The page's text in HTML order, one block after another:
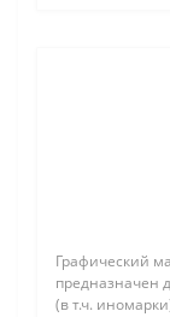
Графический
предназначен
(в т.ч.